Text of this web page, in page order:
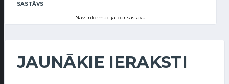
SASTĀVS
Nav informācija par sastāvu
JAUNĀKIE IERAKSTI